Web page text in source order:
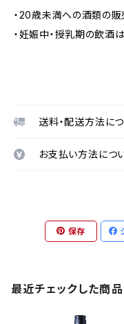
・20歳未満への酒類の販
・妊娠中・授乳期の飲酒
送料・配送方法に
お支払い方法につ
保存
最近チェックした商品